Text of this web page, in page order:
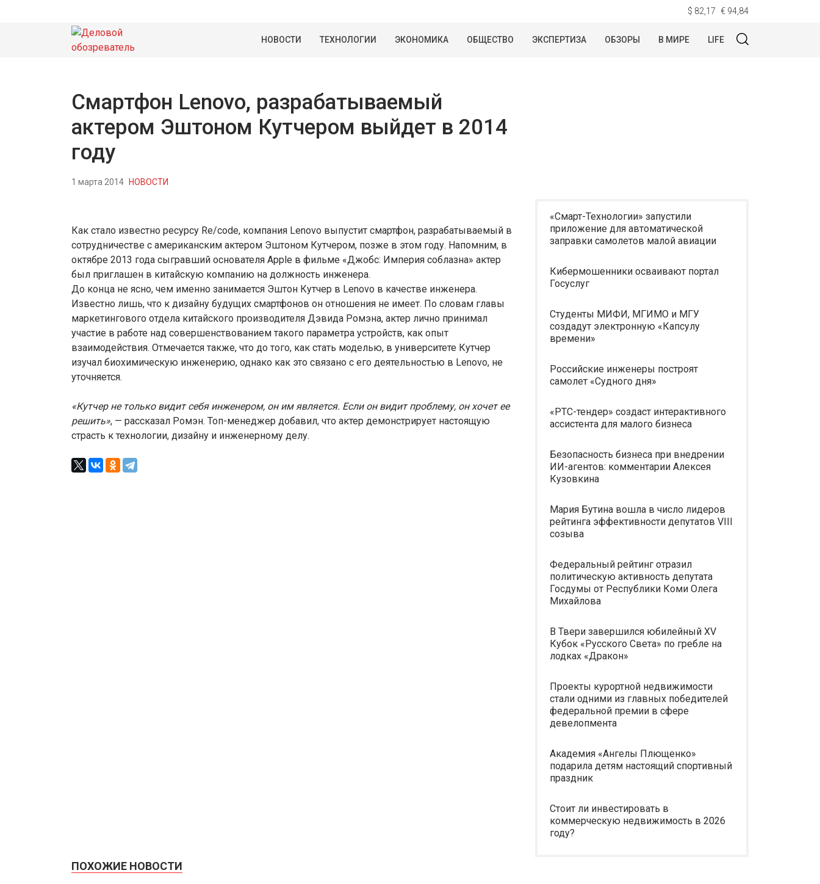
$ 82,17 € 94,84
НОВОСТИ ТЕХНОЛОГИИ ЭКОНОМИКА ОБЩЕСТВО ЭКСПЕРТИЗА ОБЗОРЫ В МИРЕ LIFE
Смартфон Lenovo, разрабатываемый
актером Эштоном Кутчером выйдет в 2014
году
1 марта 2014 НОВОСТИ
Как стало известно ресурсу Re/code, компания Lenovo выпустит смартфон, разрабатываемый в
сотрудничестве с американским актером Эштоном Кутчером, позже в этом году. Напомним, в
октябре 2013 года сыгравший основателя Apple в фильме «Джобс: Империя соблазна» актер
был приглашен в китайскую компанию на должность инженера.
До конца не ясно, чем именно занимается Эштон Кутчер в Lenovo в качестве инженера.
Известно лишь, что к дизайну будущих смартфонов он отношения не имеет. По словам главы
маркетингового отдела китайского производителя Дэвида Ромэна, актер лично принимал
участие в работе над совершенствованием такого параметра устройств, как опыт
взаимодействия. Отмечается также, что до того, как стать моделью, в университете Кутчер
изучал биохимическую инженерию, однако как это связано с его деятельностью в Lenovo, не
уточняется.
«Кутчер не только видит себя инженером, он им является. Если он видит проблему, он хочет ее
решить», — рассказал Ромэн. Топ-менеджер добавил, что актер демонстрирует настоящую
страсть к технологии, дизайну и инженерному делу.
«Смарт-Технологии» запустили
приложение для автоматической
заправки самолетов малой авиации
Кибермошенники осваивают портал
Госуслуг
Студенты МИФИ, МГИМО и МГУ
создадут электронную «Капсулу
времени»
Российские инженеры построят
самолет «Судного дня»
«РТС-тендер» создаст интерактивного
ассистента для малого бизнеса
Безопасность бизнеса при внедрении
ИИ-агентов: комментарии Алексея
Кузовкина
Мария Бутина вошла в число лидеров
рейтинга эффективности депутатов VIII
созыва
Федеральный рейтинг отразил
политическую активность депутата
Госдумы от Республики Коми Олега
Михайлова
В Твери завершился юбилейный XV
Кубок «Русского Света» по гребле на
лодках «Дракон»
Проекты курортной недвижимости
стали одними из главных победителей
федеральной премии в сфере
девелопмента
Академия «Ангелы Плющенко»
подарила детям настоящий спортивный
праздник
Стоит ли инвестировать в
коммерческую недвижимость в 2026
году?
ПОХОЖИЕ НОВОСТИ